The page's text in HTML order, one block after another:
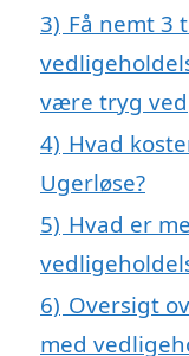
3) Få nemt 3
være tryg ved
4) Hvad
Ugerløse?
5) Hvad er
6) Oversigt
med